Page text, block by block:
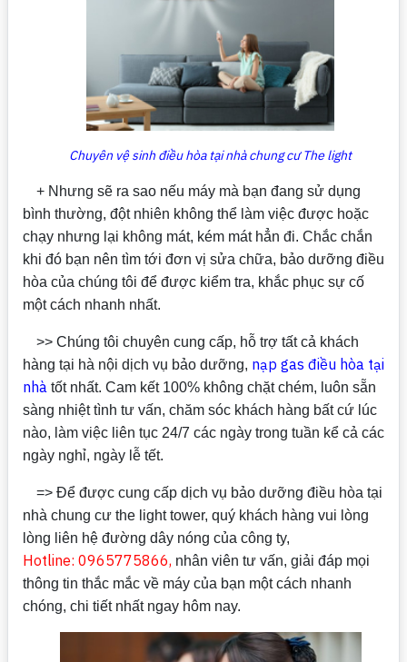
Chuyên vệ sinh điều hòa tại nhà chung cư The light
+ Nhưng sẽ ra sao nếu máy mà bạn đang sử dụng
bình thường, đột nhiên không thể làm việc được hoặc
chạy nhưng lại không mát, kém mát hẳn đi. Chắc chắn
khi đó bạn nên tìm tới đơn vị sửa chữa, bảo dưỡng điều
hòa của chúng tôi để được kiểm tra, khắc phục sự cố
một cách nhanh nhất.
>> Chúng tôi chuyên cung cấp, hỗ trợ tất cả khách
hàng tại hà nội dịch vụ bảo dưỡng, nạp gas điều hòa tại
nhà tốt nhất. Cam kết 100% không chặt chém, luôn sẵn
sàng nhiệt tình tư vấn, chăm sóc khách hàng bất cứ lúc
nào, làm việc liên tục 24/7 các ngày trong tuần kể cả các
ngày nghỉ, ngày lễ tết.
=> Để được cung cấp dịch vụ bảo dưỡng điều hòa tại
nhà chung cư the light tower, quý khách hàng vui lòng
lòng liên hệ đường dây nóng của công ty,
Hotline: 0965775866, nhân viên tư vấn, giải đáp mọi
thông tin thắc mắc về máy của bạn một cách nhanh
chóng, chi tiết nhất ngay hôm nay.